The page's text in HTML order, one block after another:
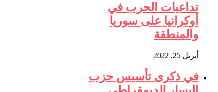
تداعيات الحرب في
أوكرانيا على سوريا
والمنطقة
أبريل 25, 2022
في ذكرى تأسيس حزب